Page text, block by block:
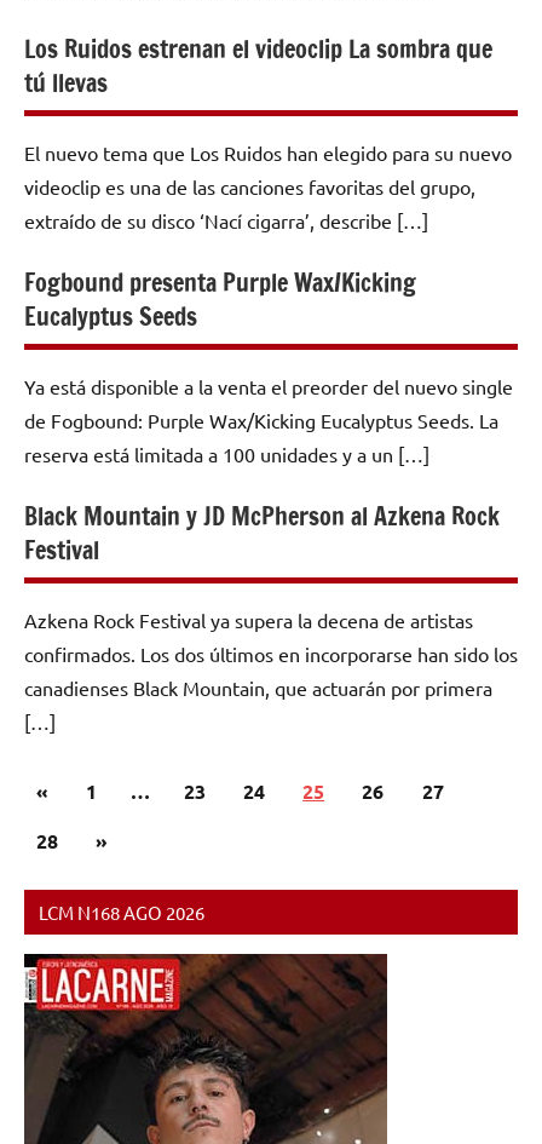
Los Ruidos estrenan el videoclip La sombra que
tú llevas
El nuevo tema que Los Ruidos han elegido para su nuevo
videoclip es una de las canciones favoritas del grupo,
extraído de su disco ‘Nací cigarra’, describe […]
Fogbound presenta Purple Wax/Kicking
Eucalyptus Seeds
Ya está disponible a la venta el preorder del nuevo single
de Fogbound: Purple Wax/Kicking Eucalyptus Seeds. La
reserva está limitada a 100 unidades y a un […]
Black Mountain y JD McPherson al Azkena Rock
Festival
Azkena Rock Festival ya supera la decena de artistas
confirmados. Los dos últimos en incorporarse han sido los
canadienses Black Mountain, que actuarán por primera
[…]
Paginación
de
«Entradas
1 … 23 24 25 26
27
28
Siguientes
»
LCM N168 AGO 2026